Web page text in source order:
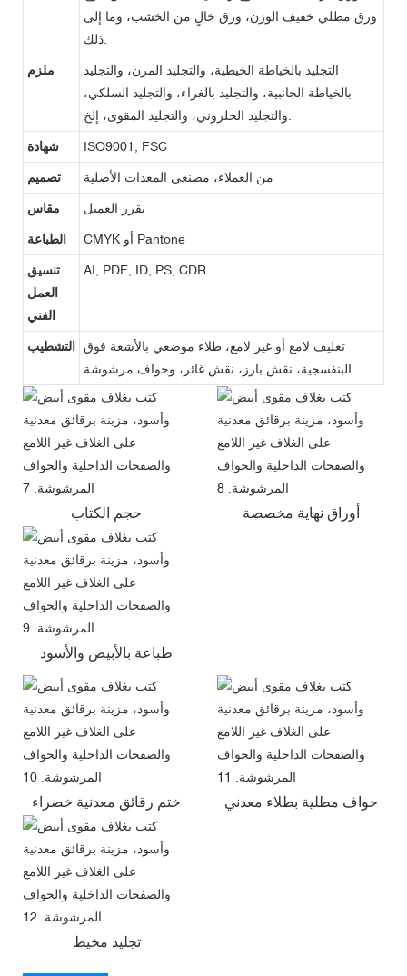
ورق مطلي خفيف الوزن، ورق خالٍ من الخشب، وما إلى
ملزم
التجليد بالخياطة الخيطية، والتجليد المرن، والتجليد
بالخياطة الجانبية، والتجليد بالغراء، والتجليد السلكي،
شهادة ISO9001, FSC
تصميم من العملاء، مصنعي المعدات الأصلية
مقاس يقرر العميل
الطباعة CMYK أو Pantone
تنسيق
العمل
الفني
AI, PDF, ID, PS, CDR
التشطيب
تغليف لامع أو غير لامع، طلاء موضعي بالأشعة فوق
البنفسجية، نقش بارز، نقش غائر، وحواف مرشوشة
حجم الكتاب أوراق نهاية مخصصة
طباعة بالأبيض والأسود
ختم رقائق معدنية خضراء حواف مطلية بطلاء معدني
تجليد مخيط